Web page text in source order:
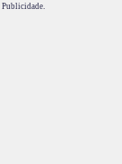
Publicidade.